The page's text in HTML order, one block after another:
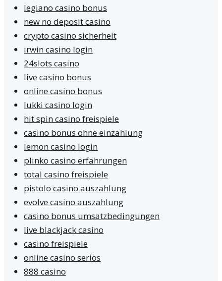
legiano casino bonus
new no deposit casino
crypto casino sicherheit
irwin casino login
24slots casino
live casino bonus
online casino bonus
lukki casino login
hit spin casino freispiele
casino bonus ohne einzahlung
lemon casino login
plinko casino erfahrungen
total casino freispiele
pistolo casino auszahlung
evolve casino auszahlung
casino bonus umsatzbedingungen
live blackjack casino
casino freispiele
online casino seriös
888 casino